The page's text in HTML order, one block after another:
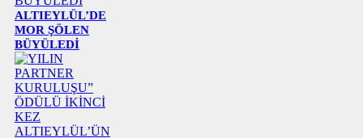
ALTIEYLÜL’DE
MOR ŞÖLEN
BÜYÜLEDİ